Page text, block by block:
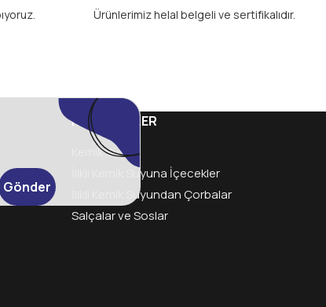
Ürünlerimiz helal belgeli ve sertifikalıdır.
Gönder
KATEGORİLER
Kemik Suyu
İlikli Kemik Suyuna İçecekler
İlikli Kemik Suyundan Çorbalar
Salçalar ve Soslar